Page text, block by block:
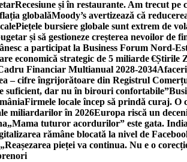
Recesiune și în restaurante. Am trecut
globalăMoody’s avertizează că
Piețele bursiere globale sunt extrem de
și să gestioneze creșterea nevoilor de
a participat la Business Forum Nord-
economică strategic de 5 miliarde €Știrile
Financiar Multianual 2028-2034
– cifre îngrijorătoare din Registrul
suficient, dar nu în birouri confortabile”
Firmele locale încep să prindă curaj. O
miliardarilor în 2026Europa riscă un
„Mama tuturor acordurilor” este gata.
rămâne blocată la nivel de
pieței va continua. Nu e o